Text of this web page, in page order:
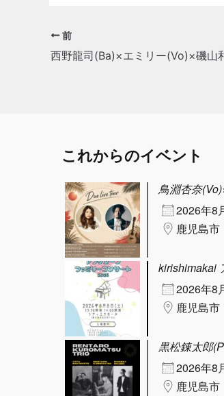
前
これからのイベント
鳥淵杏奈
2026年8
鹿児島市
kirishimakai
2026年8
鹿児島市
黒松錬太郎
2026年8
鹿児島市